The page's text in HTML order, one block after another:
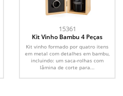
15361
Kit Vinho Bambu 4 Peças
Kit vinho formado por quatro itens
em metal com detalhes em bambu,
incluindo: um saca-rolhas com
lâmina de corte para...